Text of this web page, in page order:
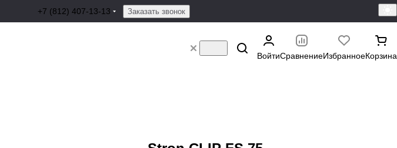
+7 (812) 407-13-13 Заказать звонок
ВойтиСравнениеИзбранноеКорзина